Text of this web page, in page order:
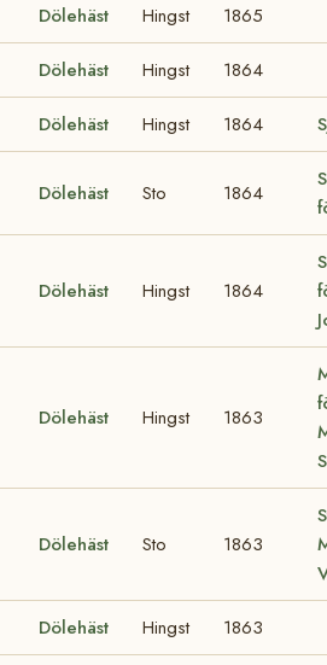
Dölehäst Hingst 1865
Dölehäst Hingst 1864
Dölehäst Hingst 1864
Dölehäst Sto 1864
Dölehäst Hingst 1864
Dölehäst Hingst 1863
Dölehäst Sto 1863
Dölehäst Hingst 1863